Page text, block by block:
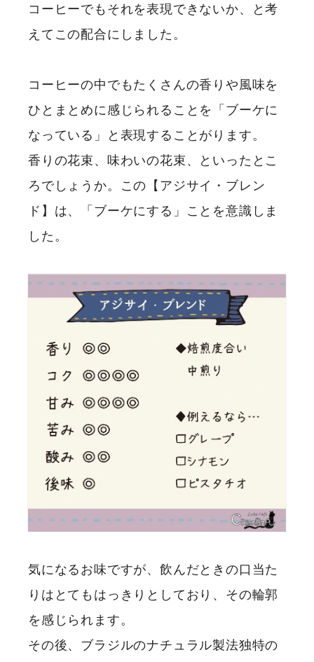
コーヒーでもそれを表現できないか、と考
えてこの配合にしました。
コーヒーの中でもたくさんの香りや風味を
ひとまとめに感じられることを「ブーケに
なっている」と表現することがります。
香りの花束、味わいの花束、といったとこ
ろでしょうか。この【アジサイ・ブレン
ド】は、「ブーケにする」ことを意識しま
した。
気になるお味ですが、飲んだときの口当た
りはとてもはっきりとしており、その輪郭
を感じられます。
その後、ブラジルのナチュラル製法独特の